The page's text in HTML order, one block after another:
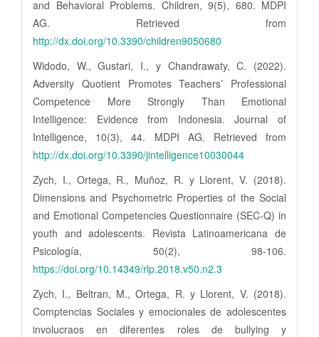
and Behavioral Problems. Children, 9(5), 680. MDPI
AG. Retrieved from
http://dx.doi.org/10.3390/children9050680
Widodo, W., Gustari, I., y Chandrawaty, C. (2022).
Adversity Quotient Promotes Teachers’ Professional
Competence More Strongly Than Emotional
Intelligence: Evidence from Indonesia. Journal of
Intelligence, 10(3), 44. MDPI AG. Retrieved from
http://dx.doi.org/10.3390/jintelligence10030044
Zych, I., Ortega, R., Muñoz, R. y Llorent, V. (2018).
Dimensions and Psychometric Properties of the Social
and Emotional Competencies Questionnaire (SEC-Q) in
youth and adolescents. Revista Latinoamericana de
Psicología, 50(2), 98-106.
https://doi.org/10.14349/rlp.2018.v50.n2.3
Zych, I., Beltran, M., Ortega, R. y Llorent, V. (2018).
Comptencias Sociales y emocionales de adolescentes
involucraos en diferentes roles de bullying y